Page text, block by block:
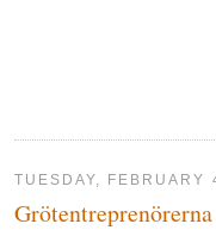
TUESDAY, FEBRUARY